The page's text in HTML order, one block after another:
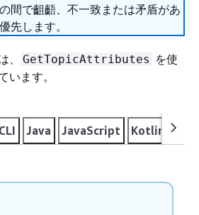
間で齟齬、不一致または矛盾があ
先します。
、 GetTopicAttributes を使
います。
CLI Java JavaScript Kotlin PHP